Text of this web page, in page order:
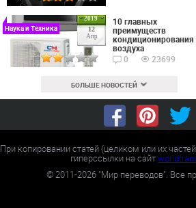
2019
12
Апр
Наука и Техника
10 главных
преимуществ
кондиционирования
воздуха
0
23699
БОЛЬШЕ НОВОСТЕЙ
При копировании статей (целиком или их
гиперссылки на сайт
©2011-2026 "Мир переводов". Все